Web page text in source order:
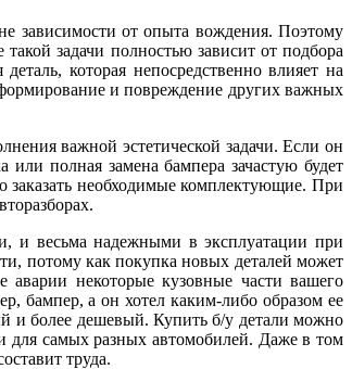
зависимости от опыта вождения. Поэтому
задачи полностью зависит от подбора
которая непосредственно влияет на
и повреждение других важных
важной эстетической задачи. Если он
полная замена бампера зачастую будет
заказать необходимые комплектующие. При
и весьма надежными в эксплуатации при
потому как покупка новых деталей может
аварии некоторые кузовные части вашего
бампер, а он хотел каким-либо образом ее
и более дешевый. Купить б/у детали можно
для самых разных автомобилей. Даже в том
труда.